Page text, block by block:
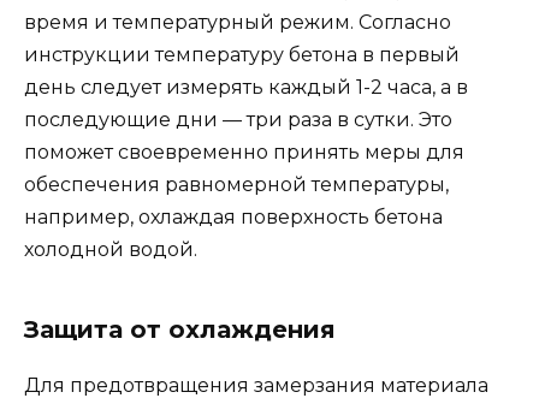
время и температурный режим. Согласно
инструкции температуру бетона в первый
день следует измерять каждый 1-2 часа, а в
последующие дни — три раза в сутки. Это
поможет своевременно принять меры для
обеспечения равномерной температуры,
например, охлаждая поверхность бетона
холодной водой.
Защита от охлаждения
Для предотвращения замерзания материала